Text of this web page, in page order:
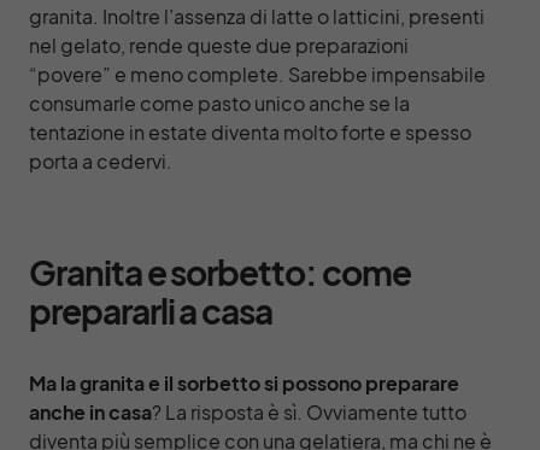
granita. Inoltre l’assenza di latte o latticini, presenti
nel gelato, rende queste due preparazioni
“povere” e meno complete. Sarebbe impensabile
consumarle come pasto unico anche se la
tentazione in estate diventa molto forte e spesso
porta a cedervi.
Granita e sorbetto: come
prepararli a casa
Ma la granita e il sorbetto si possono preparare
anche in casa? La risposta è sì. Ovviamente tutto
diventa più semplice con una gelatiera, ma chi ne è